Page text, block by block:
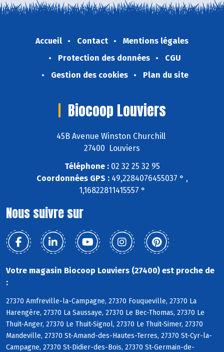
Accueil Contact
Mentions légales
Protection des données
CGU
Gestion des cookies
Plan du site
Biocoop Louviers
45B Avenue Winston Churchill
27400 Louviers
Téléphone :02 32 25 32 95
Coordonnées GPS :49,2284076455037 ° ,
1,16822811415557 °
Nous suivre sur
Votre magasin Biocoop Louviers (27400) est proche de
:
27370 Amfreville-la-Campagne, 27370 Fouqueville, 27370 La
Harengère, 27370 La Saussaye, 27370 Le Bec-Thomas, 27370 Le
Thuit-Anger, 27370 Le Thuit-Signol, 27370 Le Thuit-Simer, 27370
Mandeville, 27370 St-Amand-des-Hautes-Terres, 27370 St-Cyr-la-
Campagne, 27370 St-Didier-des-Bois, 27370 St-Germain-de-